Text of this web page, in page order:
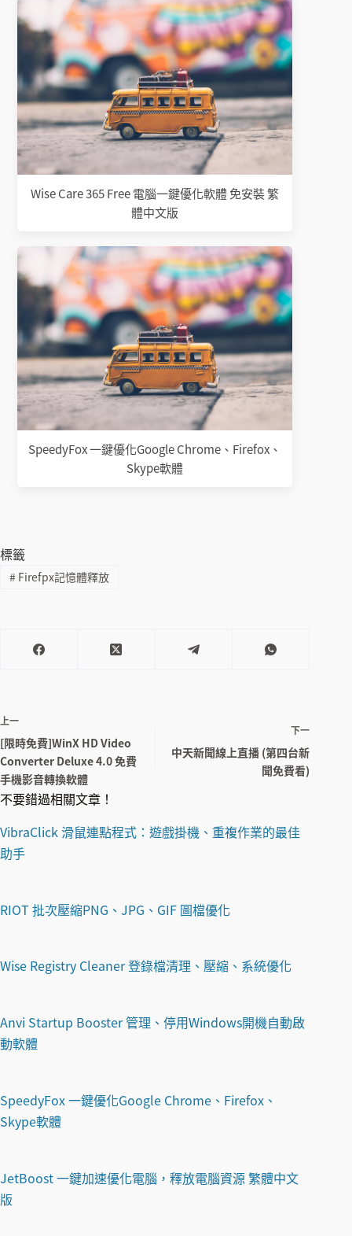
Wise Care 365 Free 電腦一鍵優化軟體 免安裝 繁
體中文版
SpeedyFox 一鍵優化Google Chrome、Firefox、
Skype軟體
標籤
#Firefpx記憶體釋放
上一
[限時免費]WinX HD Video
Converter Deluxe 4.0 免費
手機影音轉換軟體
下一
中天新聞線上直播 (第四台新
聞免費看)
不要錯過相關文章！
VibraClick 滑鼠連點程式：遊戲掛機、重複作業的最佳
助手
RIOT 批次壓縮PNG、JPG、GIF 圖檔優化
Wise Registry Cleaner 登錄檔清理、壓縮、系統優化
Anvi Startup Booster 管理、停用Windows開機自動啟
動軟體
SpeedyFox 一鍵優化Google Chrome、Firefox、
Skype軟體
JetBoost 一鍵加速優化電腦，釋放電腦資源 繁體中文
版